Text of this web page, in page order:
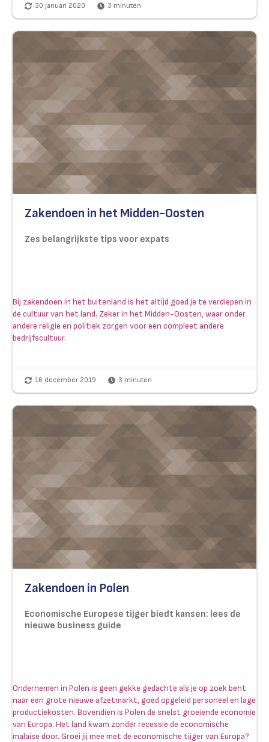
30 januari 2020 3 minuten
Zakendoen in het Midden-Oosten
Zes belangrijkste tips voor expats
Bij zakendoen in het buitenland is het altijd goed je te verdiepen in
de cultuur van het land. Zeker in het Midden-Oosten, waar onder
andere religie en politiek zorgen voor een compleet andere
bedrijfscultuur.
16 december 2019 3 minuten
Zakendoen in Polen
Economische Europese tijger biedt kansen: lees de
nieuwe business guide
Ondernemen in Polen is geen gekke gedachte als je op zoek bent
naar een grote nieuwe afzetmarkt, goed opgeleid personeel en lage
productiekosten. Bovendien is Polen de snelst groeiende economie
van Europa. Het land kwam zonder recessie de economische
malaise door. Groei jij mee met de economische tijger van Europa?